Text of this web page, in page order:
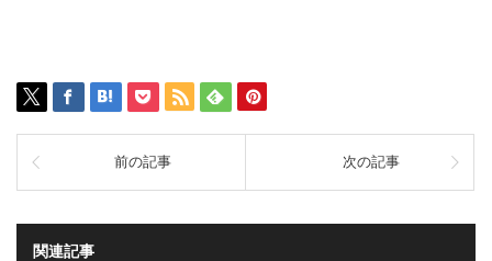
前の記事 次の記事
関連記事